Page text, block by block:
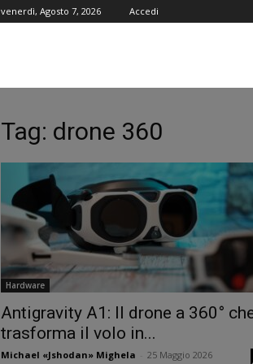
venerdì, Agosto 7, 2026 Accedi
Tag: drone 360
Hardware
Antigravity A1: Il drone a 360°
trasforma il volo in...
Michael «Jshodan» Mighela 25 Maggio 2026